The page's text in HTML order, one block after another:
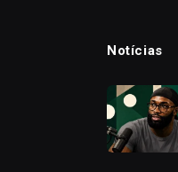
Notícias